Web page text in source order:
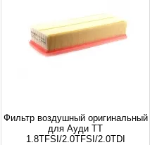
Фильтр воздушный оригинальный
для Ауди TT
1.8TFSI/2.0TFSI/2.0TDI